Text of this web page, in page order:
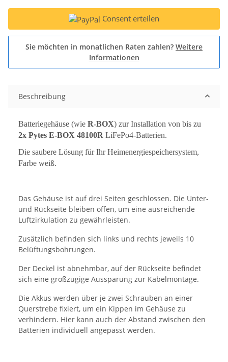
Consent erteilen
Sie möchten in monatlichen Raten zahlen? Weitere
Informationen
Beschreibung
Batteriegehäuse (wie R-BOX) zur Installation von bis zu
2x Pytes E-BOX 48100R LiFePo4-Batterien.
Die saubere Lösung für Ihr Heimenergiespeichersystem,
Farbe weiß.
Das Gehäuse ist auf drei Seiten geschlossen. Die Unter-
und Rückseite bleiben offen, um eine ausreichende
Luftzirkulation zu gewährleisten.
Zusätzlich befinden sich links und rechts jeweils 10
Belüftungsbohrungen.
Der Deckel ist abnehmbar, auf der Rückseite befindet
sich eine großzügige Aussparung zur Kabelmontage.
Die Akkus werden über je zwei Schrauben an einer
Querstrebe fixiert, um ein Kippen im Gehäuse zu
verhindern. Hier kann auch der Abstand zwischen den
Batterien individuell angepasst werden.